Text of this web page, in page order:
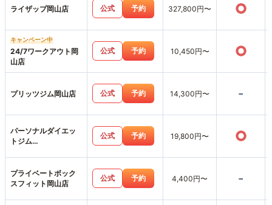
ライザップ岡山店 公式 予約 327,800円〜 ○
キャンペーン中
24/7ワークアウト岡
山店
公式 予約 10,450円〜 ○
プリッツジム岡山店 公式 予約 14,300円〜 -
パーソナルダイエッ
トジム
公式 予約 19,800円〜 ○
プライベートボック
スフィット岡山店
公式 予約 4,400円〜 -